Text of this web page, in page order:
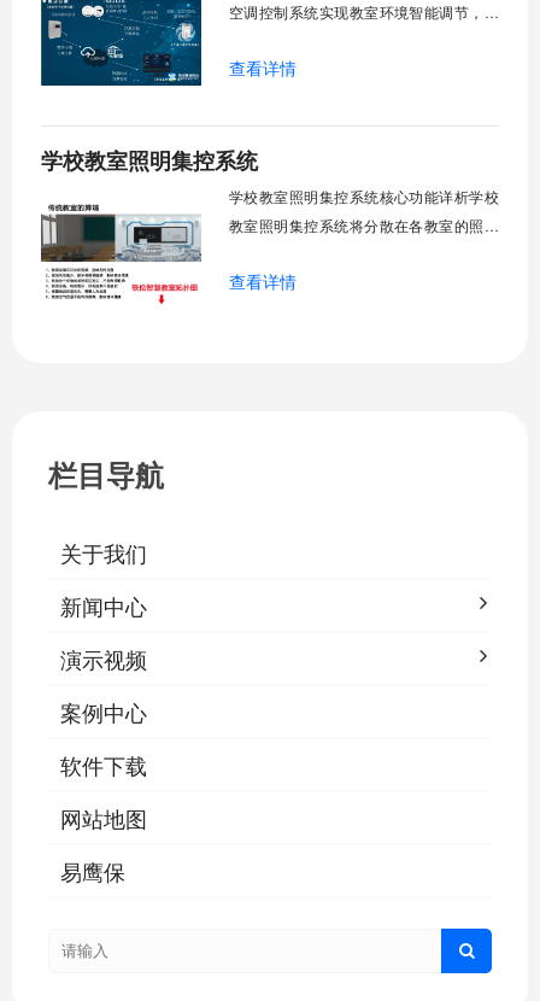
空调控制系统实现教室环境智能调节，提
管理全校空调设备，远程监控运行状态，
警。管理人员通过平台统一管控，减少人
工巡检工作量，延长设备使用寿命，节约
查看详情
学校教室照明集控系统
学校教室照明集控系统核心功能详析学校
教室照明集控系统将分散在各教室的照明
关、按需调光、定时策略、能耗监测、故
查看详情
栏目导航
关于我们
新闻中心
演示视频
案例中心
软件下载
网站地图
易鹰保